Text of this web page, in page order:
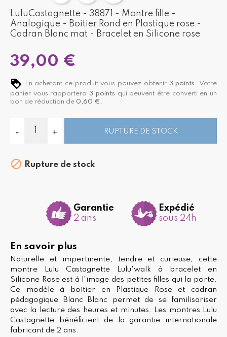
LuluCastagnette - 38871 - Montre fille -
Analogique - Boitier Rond en Plastique rose -
Cadran Blanc mat - Bracelet en Silicone rose
39,00 €
En achetant ce produit vous pouvez obtenir 3 points . Votre
panier vous rapportera3 points qui peuvent être converti en un
bon de réduction de 0,60 € .
RUPTURE DE STOCK
 Rupture de stock
Garantie
2 ans
Expédié
sous 24h
En savoir plus
Naturelle et impertinente, tendre et curieuse, cette
montre Lulu Castagnette Lulu'walk à bracelet en
Silicone Rose est à l'image des petites filles qui la porte.
Ce modèle à boitier en Plastique Rose et cadran
pédagogique Blanc Blanc permet de se familisariser
avec la lecture des heures et minutes. Les montres Lulu
Castagnette bénéficient de la garantie internationale
fabricant de 2 ans.